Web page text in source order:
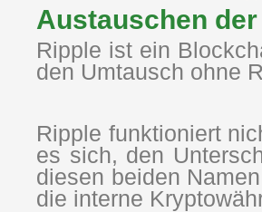
Austauschen
Ripple ist ein
den Umtausch ohne
Ripple funktioniert
es sich, den
diesen beiden
die interne